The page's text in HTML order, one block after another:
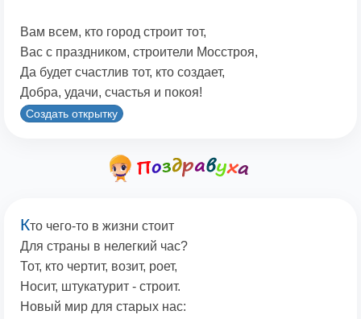
Вам всем, кто город строит тот,
Вас с праздником, строители Мосстроя,
Да будет счастлив тот, кто создает,
Добра, удачи, счастья и покоя!
Создать открытку
Кто чего-то в жизни стоит
Для страны в нелегкий час?
Тот, кто чертит, возит, роет,
Носит, штукатурит - строит.
Новый мир для старых нас: